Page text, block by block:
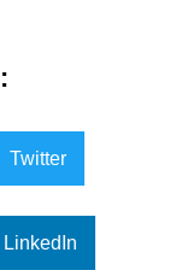
Twitter
LinkedIn